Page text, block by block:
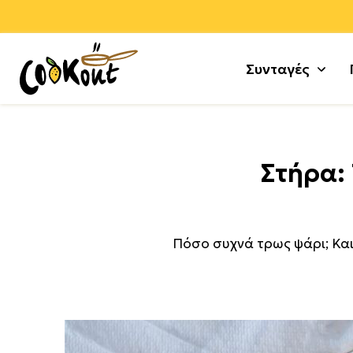
Συνταγές
Αρνί
Μους
Στήρα:
Πόσο συχνά τρως ψάρι;